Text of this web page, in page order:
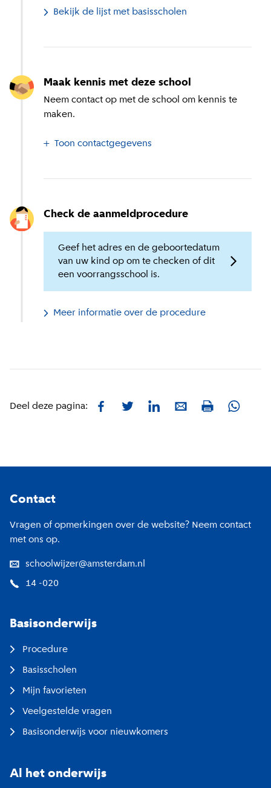
Bekijk de lijst met basisscholen
Maak kennis met deze school
Neem contact op met de school om kennis te
maken.
Toon contactgegevens
Check de aanmeldprocedure
Geef het adres en de geboortedatum
van uw kind op om te checken of dit
een voorrangsschool is.
Meer informatie over de procedure
Deel deze pagina: FacebookTwitterLinkedInE-mailPrint
Contact
Vragen of opmerkingen over de website? Neem contact
met ons op.
schoolwijzer@amsterdam.nl
14 -020
Basisonderwijs
Procedure
Basisscholen
Mijn favorieten
Veelgestelde vragen
Basisonderwijs voor nieuwkomers
Al het onderwijs